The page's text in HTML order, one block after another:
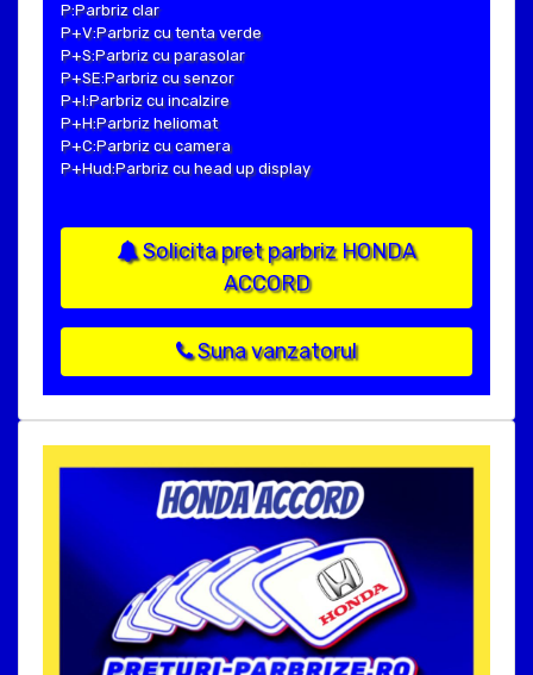
P:Parbriz clar
P+V:Parbriz cu tenta verde
P+S:Parbriz cu parasolar
P+SE:Parbriz cu senzor
P+I:Parbriz cu incalzire
P+H:Parbriz heliomat
P+C:Parbriz cu camera
P+Hud:Parbriz cu head up display
Solicita pret parbriz HONDA
ACCORD
Suna vanzatorul